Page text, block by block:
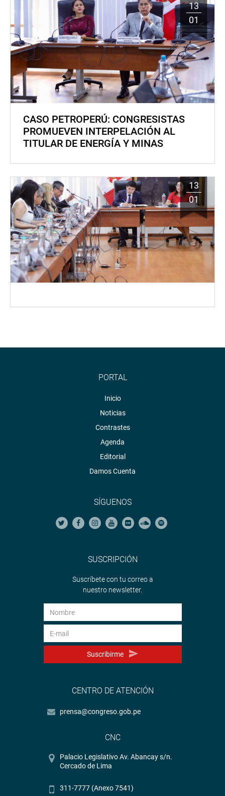
13
01
CASO PETROPERÚ: CONGRESISTAS
PROMUEVEN INTERPELACIÓN AL
TITULAR DE ENERGÍA Y MINAS
13
01
PORTAL
Inicio
Noticias
Contrastes
Agenda
Editorial
Damos Cuenta
SÍGUENOS
SUSCRIPCIÓN
Suscríbete con tu correo a
nuestro newsletter.
Suscribirme
CENTRO DE ATENCIÓN
prensa@congreso.gob.pe
CNC
Palacio Legislativo Av. Abancay s/n.
Cercado de Lima
311-7777 (Anexo 7541)